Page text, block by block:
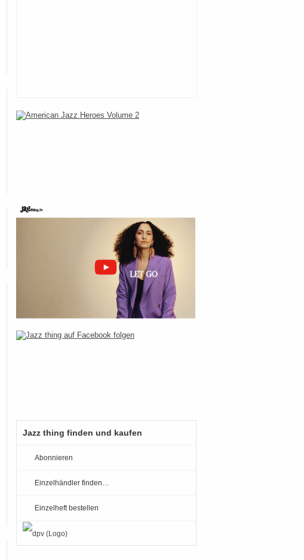
Jazz thing finden und kaufen
Abonnieren
Einzelhändler finden…
Einzelheft bestellen